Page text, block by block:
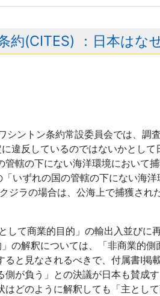
約(CITES) ：日本はな
ントン条約常設委員会では、調
違反しているのではないかとして
轄の下にない海洋環境において
いずれの国の管轄の下にない海
ジラの場合は、公海上で捕獲され
して商業的目的」の輸出入並びに
の解釈については、「非商業的
と見なされるべきで、付属書I
が負う」との決議が日本も賛成
どのように解釈しても「主とし